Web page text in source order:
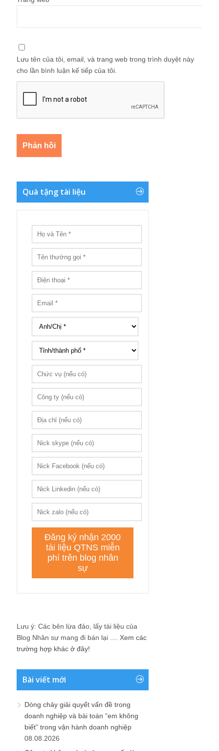
Lưu tên của tôi, email, và trang web trong trình duyệt này
cho lần bình luận kế tiếp của tôi.
Quà tặng tài liệu
Lưu ý: Các bên lừa đảo, lấy tài liệu của
Blog Nhân sự mang đi bán lại .... Xem các
trường hợp khác ở đây!
Bài viết mới
Dòng chảy giải quyết vấn đề trong
doanh nghiệp và bài toán “em không
biết” trong vận hành doanh nghiệp
08.08.2026